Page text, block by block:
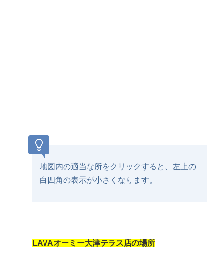
地図内の適当な所をクリックすると、左上の
白四角の表示が小さくなります。
LAVAオーミー大津テラス店の場所